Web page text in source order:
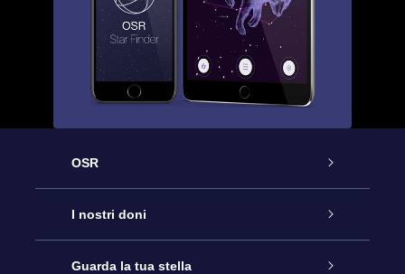
OSR
Assistenza
Contattaci
I nostri doni
Online Star Gift
Guarda la tua stella